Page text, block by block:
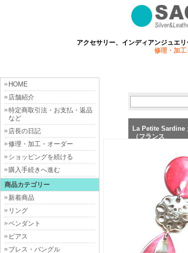
アクセサリー、インディアンジュエ
修理・加工
La Petite Sardine
（フランス
HOME
店舗紹介
特定商取引法・お支払・返品
など
店長の日記
修理・加工・オーダー
ショッピングを続ける
購入手続きへ進む
商品カテゴリー
新着商品
リング
ペンダント
ピアス
ブレス・バングル